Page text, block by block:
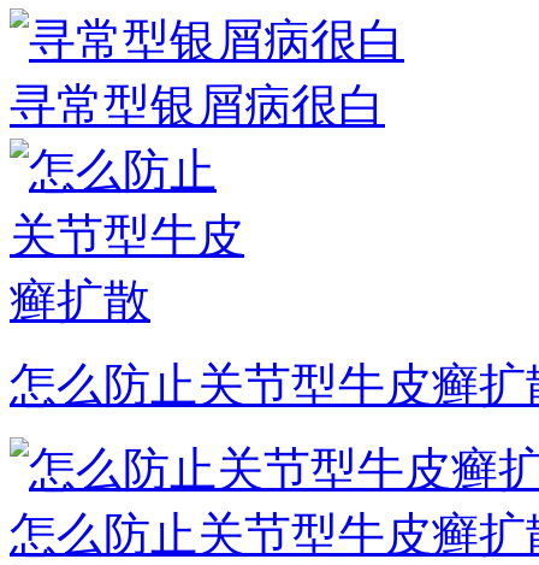
寻常型银屑病很白
怎么防止关节型牛皮癣扩
怎么防止关节型牛皮癣扩